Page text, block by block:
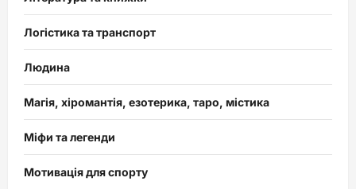
Логістика та транспорт
Людина
Магія, хіромантія, езотерика, таро, містика
Міфи та легенди
Мотивація для спорту